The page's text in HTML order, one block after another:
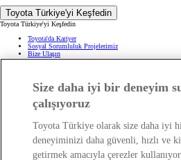
Toyota Türkiye'yi Keşfedin
Toyota Türkiye'yi Keşfedin
Toyota'da Kariyer
Sosyal Sorumluluk Projelerimiz
Bize Ulaşın
Haberler ve Etkinlikler
Hafif Ticari: Toyota Professional
SUV
Toyota Blog
Ağaçlandırma Seferberliği
Yasal Bilgilendirme
Yasal Bilgilendirme
Yasal Uyarı ve Bilgilendirme
Çerez Politikası
Size daha iyi bir deneyim
çalışıyoruz
Toyota Türkiye olarak size daha iyi
deneyiminizi daha güvenli, hızlı ve
getirmek amacıyla çerezler